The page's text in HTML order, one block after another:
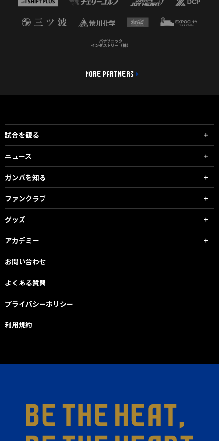
MORE PARTNERS
試合を観る
ニュース
ガンバを知る
ファンクラブ
グッズ
アカデミー
お問い合わせ
よくある質問
プライバシーポリシー
利用規約